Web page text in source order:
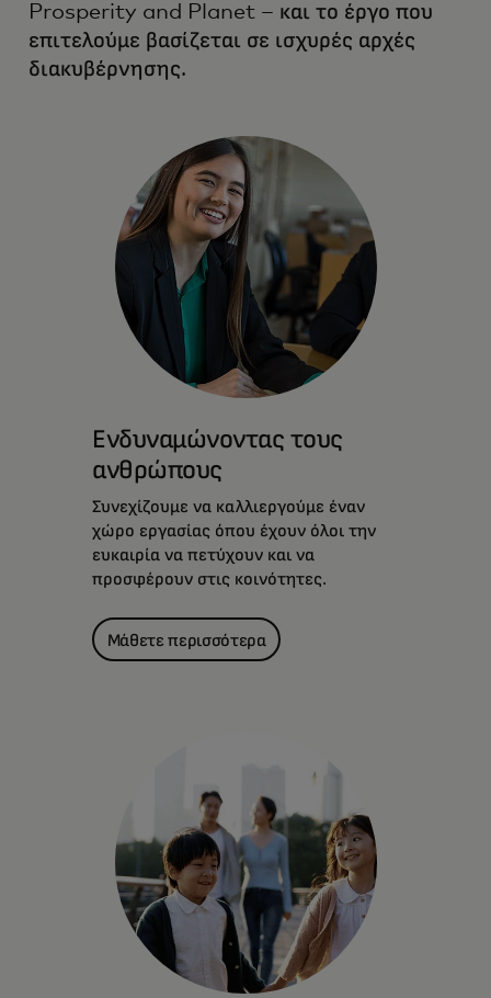
Prosperity and Planet – και το έργο που
επιτελούμε βασίζεται σε ισχυρές αρχές
διακυβέρνησης.
Ενδυναμώνοντας τους
ανθρώπους
Συνεχίζουμε να καλλιεργούμε έναν
χώρο εργασίας όπου έχουν όλοι την
ευκαιρία να πετύχουν και να
προσφέρουν στις κοινότητες.
Μάθετε περισσότερα